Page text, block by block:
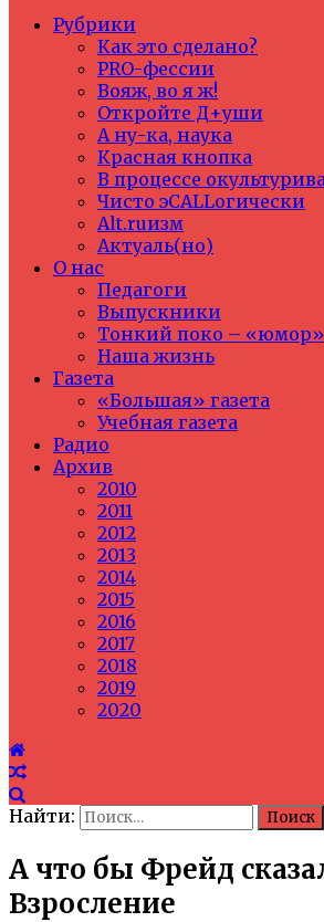
Рубрики
Как это сделано?
PRO-фессии
Вояж, во я ж!
Откройте Д+уши
А ну-ка, наука
Красная кнопка
В процессе
Чисто эCALLогически
Alt.ruизм
Актуаль(но)
О нас
Педагоги
Выпускники
Тонкий поко – «юмор»
Наша жизнь
Газета
«Большая» газета
Учебная газета
Радио
Архив
2010
2011
2012
2013
2014
2015
2016
2017
2018
2019
2020
Найти:
А что бы Фрейд
Взросление